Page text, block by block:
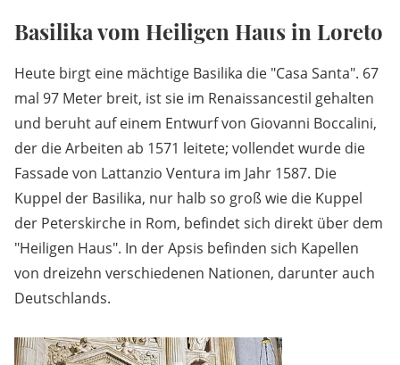
Basilika vom Heiligen Haus in Loreto
Heute birgt eine mächtige Basilika die "Casa Santa". 67
mal 97 Meter breit, ist sie im Renaissancestil gehalten
und beruht auf einem Entwurf von Giovanni Boccalini,
der die Arbeiten ab 1571 leitete; vollendet wurde die
Fassade von Lattanzio Ventura im Jahr 1587. Die
Kuppel der Basilika, nur halb so groß wie die Kuppel
der Peterskirche in Rom, befindet sich direkt über dem
"Heiligen Haus". In der Apsis befinden sich Kapellen
von dreizehn verschiedenen Nationen, darunter auch
Deutschlands.